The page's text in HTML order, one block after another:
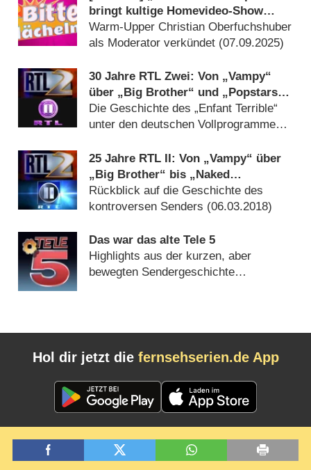
bringt kultige Homevideo-Show
zurück
Warm-Upper Christian Oberfuchshuber
als Moderator verkündet (07.09.2025)
30 Jahre RTL Zwei: Von „Vampy“
über „Big Brother“ und „Popstars“
bis „Kampf der Realitystars“
Die Geschichte des „Enfant Terrible“
unter den deutschen Vollprogrammen
25 Jahre RTL II: Von „Vampy“ über
„Big Brother“ bis „Naked
Attraction“
Rückblick auf die Geschichte des
kontroversen Senders (06.03.2018)
Das war das alte Tele 5
Highlights aus der kurzen, aber
bewegten Sendergeschichte
Hol dir jetzt die fernsehserien.de App